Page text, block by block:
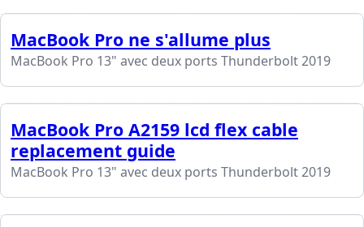
MacBook Pro ne s'allume plus
MacBook Pro 13" avec deux ports Thunderbolt 2019
MacBook Pro A2159 lcd flex cable
replacement guide
MacBook Pro 13" avec deux ports Thunderbolt 2019